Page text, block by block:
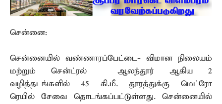
சென்னை:
சென்னையில் வண்ணாரப்பேட்டை- விமான நிலையம்
மற்றும் சென்ட்ரல் – ஆலந்தூர் ஆகிய 2
வழித்தடங்களில் 45 கி.மீ. தூரத்துக்கு மெட்ரோ
ரெயில் சேவை தொடங்கப்பட்டுள்ளது. சென்னையில்